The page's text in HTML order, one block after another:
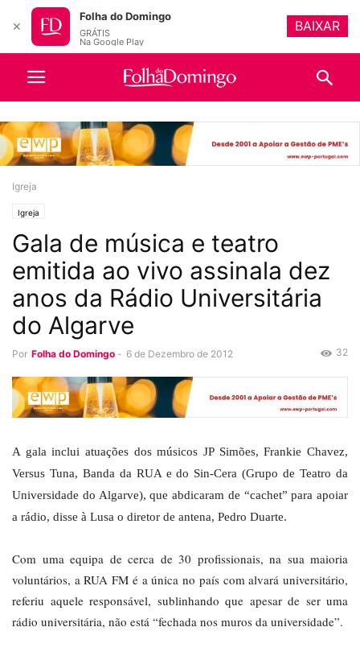
Igreja
Igreja
Gala de música e teatro
emitida ao vivo assinala dez
anos da Rádio Universitária
do Algarve
Por Folha do Domingo - 6 de Dezembro de 2012 32
A gala inclui atuações dos músicos JP Simões, Frankie Chavez,
Versus Tuna, Banda da RUA e do Sin-Cera (Grupo de Teatro da
Universidade do Algarve), que abdicaram de “cachet” para apoiar
a rádio, disse à Lusa o diretor de antena, Pedro Duarte.
Com uma equipa de cerca de 30 profissionais, na sua maioria
voluntários, a RUA FM é a única no país com alvará universitário,
referiu aquele responsável, sublinhando que apesar de ser uma
rádio universitária, não está “fechada nos muros da universidade”.
✕
Folha do Domingo
GRÁTIS
Na Google Play
BAIXAR